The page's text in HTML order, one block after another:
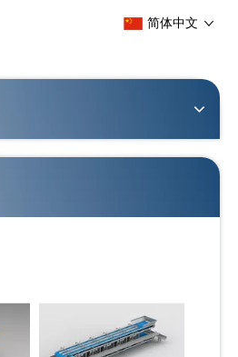
简体中文